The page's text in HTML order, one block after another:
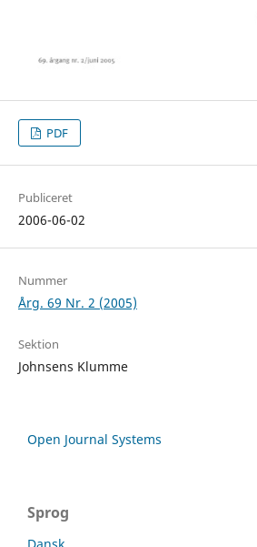
PDF
Publiceret
2006-06-02
Nummer
Årg. 69 Nr. 2 (2005)
Sektion
Johnsens Klumme
Open Journal Systems
Sprog
Dansk